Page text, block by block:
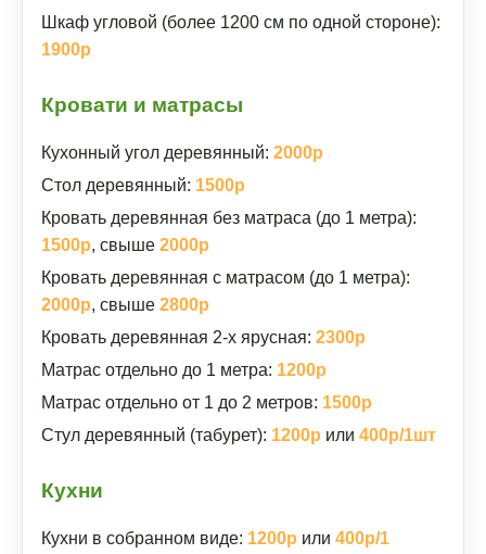
Шкаф угловой (более 1200 см по одной стороне):
1900р
Кровати и матрасы
Кухонный угол деревянный: 2000р
Стол деревянный: 1500р
Кровать деревянная без матраса (до 1 метра):
1500р, свыше 2000р
Кровать деревянная с матрасом (до 1 метра):
2000р, свыше 2800р
Кровать деревянная 2-х ярусная: 2300р
Матрас отдельно до 1 метра: 1200р
Матрас отдельно от 1 до 2 метров: 1500р
Стул деревянный (табурет): 1200р или 400р/1шт
Кухни
Кухни в собранном виде: 1200р или 400р/1